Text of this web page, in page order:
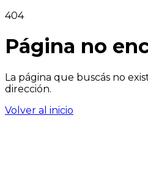
404
Página no
La página que buscás no
dirección.
Volver al inicio